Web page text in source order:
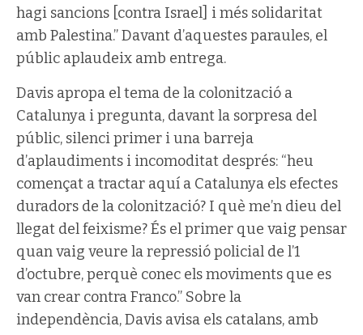
hagi sancions [contra Israel] i més solidaritat
amb Palestina.” Davant d’aquestes paraules, el
públic aplaudeix amb entrega.
Davis apropa el tema de la colonització a
Catalunya i pregunta, davant la sorpresa del
públic, silenci primer i una barreja
d’aplaudiments i incomoditat després: “heu
començat a tractar aquí a Catalunya els efectes
duradors de la colonització? I què me’n dieu del
llegat del feixisme? És el primer que vaig pensar
quan vaig veure la repressió policial de l’1
d’octubre, perquè conec els moviments que es
van crear contra Franco.” Sobre la
independència, Davis avisa els catalans, amb